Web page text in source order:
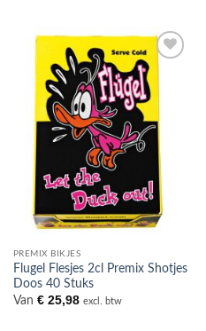
Toevoegen
aan
verlanglijst
PREMIX BIKJES
Flugel Flesjes 2cl Premix Shotjes
Doos 40 Stuks
Van €25,98 excl. btw